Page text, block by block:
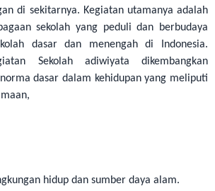
di sekitarnya. Kegiatan utamanya adalah
sekolah yang peduli dan berbudaya
dasar dan menengah di Indonesia.
Sekolah adiwiyata dikembangkan
dasar dalam kehidupan yang meliputi
hidup dan sumber daya alam.